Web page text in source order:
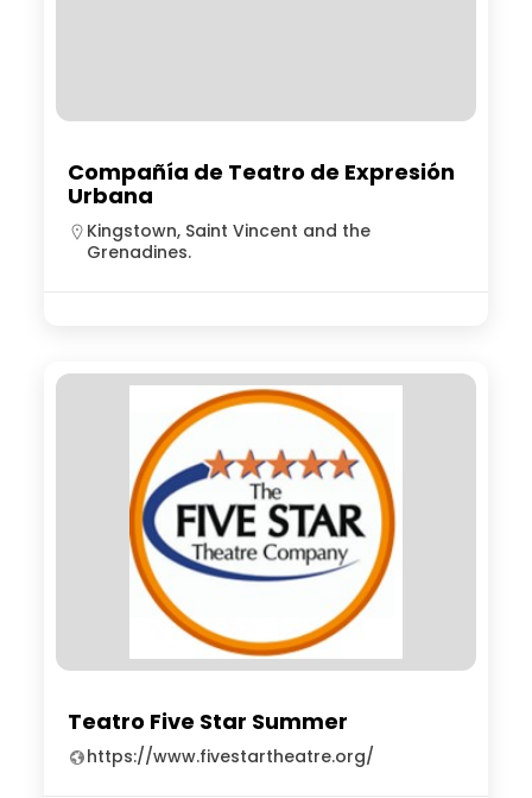
Compañía de Teatro de Expresión
Urbana
Kingstown, Saint Vincent and the
Grenadines.
Teatro Five Star Summer
https://www.fivestartheatre.org/